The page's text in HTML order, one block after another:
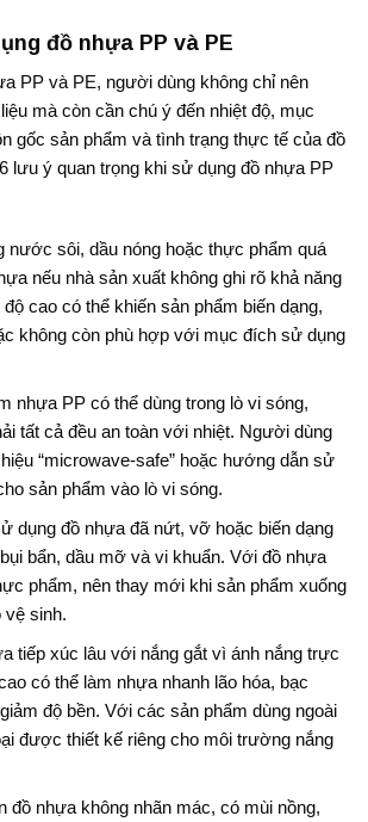
đồ nhựa PP và PE
PP và PE, người dùng không chỉ nên
mà còn cần chú ý đến nhiệt độ, mục
gốc sản phẩm và tình trạng thực tế của đồ
lưu ý quan trọng khi sử dụng đồ nhựa PP
nước sôi, dầu nóng hoặc thực phẩm quá
nếu nhà sản xuất không ghi rõ khả năng
cao có thể khiến sản phẩm biến dạng,
không còn phù hợp với mục đích sử dụng
nhựa PP có thể dùng trong lò vi sóng,
tất cả đều an toàn với nhiệt. Người dùng
“microwave-safe” hoặc hướng dẫn sử
sản phẩm vào lò vi sóng.
dụng đồ nhựa đã nứt, vỡ hoặc biến dạng
bẩn, dầu mỡ và vi khuẩn. Với đồ nhựa
phẩm, nên thay mới khi sản phẩm xuống
vệ sinh.
tiếp xúc lâu với nắng gắt vì ánh nắng trực
có thể làm nhựa nhanh lão hóa, bạc
độ bền. Với các sản phẩm dùng ngoài
được thiết kế riêng cho môi trường nắng
đồ nhựa không nhãn mác, có mùi nồng,